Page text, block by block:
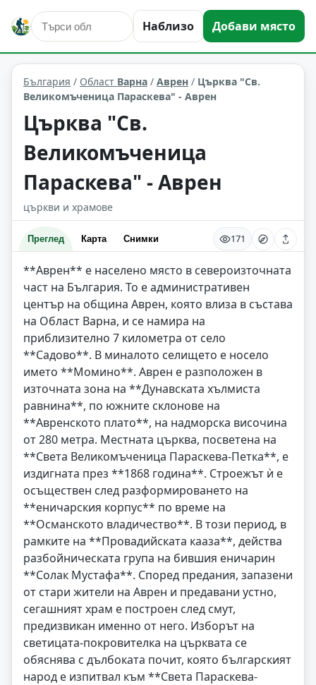
Наблизо Добави място
култура и изкуство Аврен Област: Варна
България / Област Варна / Аврен / Църква "Св.
Великомъченица Параскева" - Аврен
Църква "Св.
Великомъченица
Параскева" - Аврен
църкви и храмове
Преглед Карта Снимки 171
**Аврен** е населено място в североизточната
част на България. То е административен
център на община Аврен, която влиза в състава
на Област Варна, и се намира на
приблизително 7 километра от село
**Садово**. В миналото селището е носело
името **Момино**. Аврен е разположен в
източната зона на **Дунавската хълмиста
равнина**, по южните склонове на
**Авренското плато**, на надморска височина
от 280 метра. Местната църква, посветена на
**Света Великомъченица Параскева-Петка**, е
издигната през **1868 година**. Строежът ѝ е
осъществен след разформироването на
**еничарския корпус** по време на
**Османското владичество**. В този период, в
рамките на **Провадийската кааза**, действа
разбойническата група на бившия еничарин
**Солак Мустафа**. Според предания, запазени
от стари жители на Аврен и предавани устно,
сегашният храм е построен след смут,
предизвикан именно от него. Изборът на
светицата-покровителка на църквата се
обяснява с дълбоката почит, която българският
народ е изпитвал към **Света Параскева-